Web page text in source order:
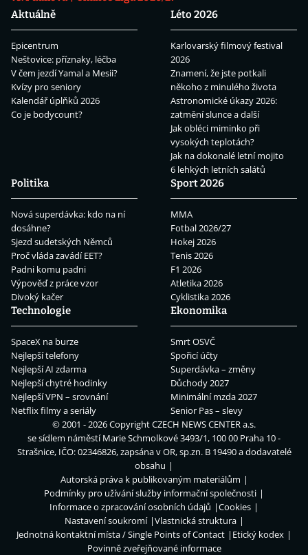
Aktuálně
Epicentrum
Neštovice: příznaky, léčba
V čem jezdí Yamal a Mesii?
Kvízy pro seniory
Kalendář úplňků 2026
Co je bodycount?
Léto 2026
Karlovarský filmový festival
2026
Znamení, že jste potkali
někoho z minulého života
Astronomické úkazy 2026:
zatmění slunce a další
Jak obléci miminko při
vysokých teplotách?
Jak na dokonalé letní mojito
6 lehkých letních salátů
Politika
Nová superdávka: kdo na ní
dosáhne?
Sjezd sudetských Němců
Proč vláda zavádí EET?
Padni komu padni
Výpověď z práce vzor
Divoký kačer
Sport 2026
MMA
Fotbal 2026/27
Hokej 2026
Tenis 2026
F1 2026
Atletika 2026
Cyklistika 2026
Technologie
SpaceX na burze
Nejlepší telefony
Nejlepší AI zdarma
Nejlepší chytré hodinky
Nejlepší VPN – srovnání
Netflix filmy a seriály
Ekonomika
Smrt OSVČ
Spořicí účty
Superdávka – změny
Důchody 2027
Minimální mzda 2027
Senior Pas – slevy
© 2001 - 2026 CopyrightCZECH NEWS CENTER a.s.
se sídlem náměstí Marie Schmolkové 3493/1, 100 00 Praha 10 -
Strašnice, IČO: 02346826, zapsána v OR, sp.zn. B 19490 a dodavatelé
obsahu
Autorská práva k publikovaným materiálům
Podmínky pro užívání služby informační společnosti
Informace o zpracování osobních údajů
Cookies
Nastavení soukromí
Vlastnická struktura
Jednotná kontaktní místa / Single Points of Contact
Etický kodex
Povinně zveřejňované informace